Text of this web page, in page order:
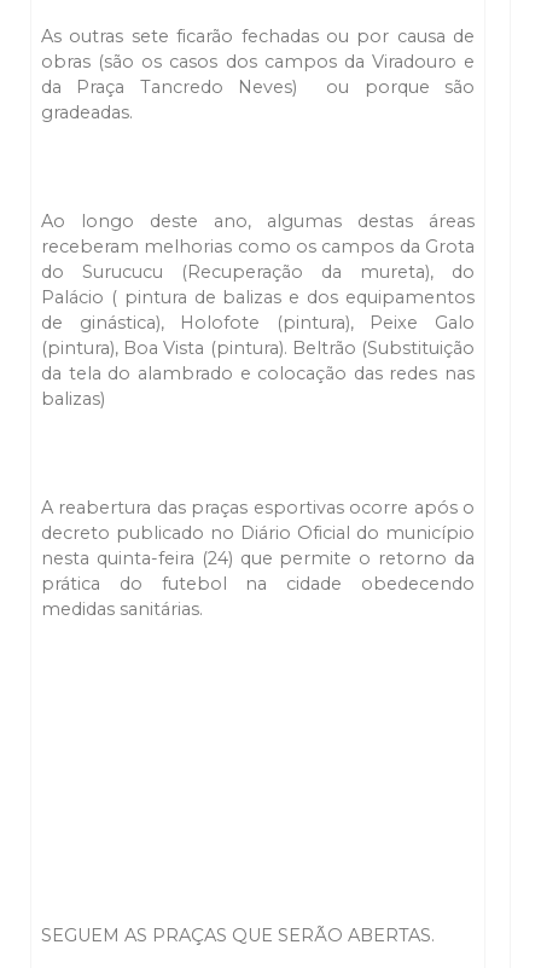
As outras sete ficarão fechadas ou por causa de
obras (são os casos dos campos da Viradouro e
da Praça Tancredo Neves) ou porque são
gradeadas.
Ao longo deste ano, algumas destas áreas
receberam melhorias como os campos da Grota
do Surucucu (Recuperação da mureta), do
Palácio ( pintura de balizas e dos equipamentos
de ginástica), Holofote (pintura), Peixe Galo
(pintura), Boa Vista (pintura). Beltrão (Substituição
da tela do alambrado e colocação das redes nas
balizas)
A reabertura das praças esportivas ocorre após o
decreto publicado no Diário Oficial do município
nesta quinta-feira (24) que permite o retorno da
prática do futebol na cidade obedecendo
medidas sanitárias.
SEGUEM AS PRAÇAS QUE SERÃO ABERTAS.